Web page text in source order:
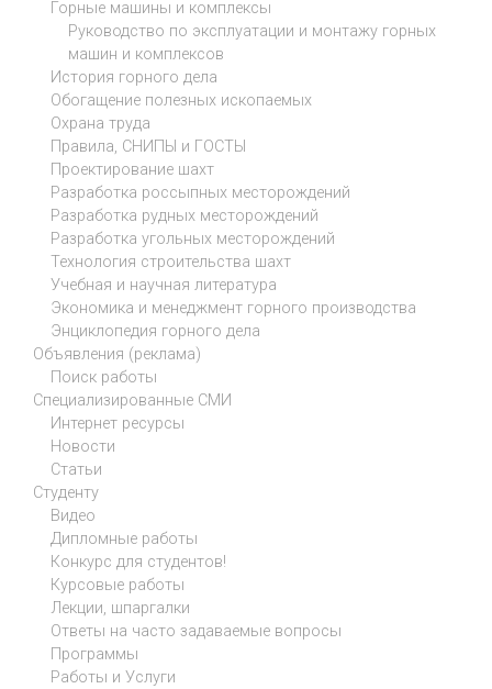
Горные машины и комплексы
Руководство по эксплуатации и монтажу горных
машин и комплексов
История горного дела
Обогащение полезных ископаемых
Охрана труда
Правила, СНИПЫ и ГОСТЫ
Проектирование шахт
Разработка россыпных месторождений
Разработка рудных месторождений
Разработка угольных месторождений
Технология строительства шахт
Учебная и научная литература
Экономика и менеджмент горного производства
Энциклопедия горного дела
Объявления (реклама)
Поиск работы
Специализированные СМИ
Интернет ресурсы
Новости
Статьи
Студенту
Видео
Дипломные работы
Конкурс для студентов!
Курсовые работы
Лекции, шпаргалки
Ответы на часто задаваемые вопросы
Программы
Работы и Услуги